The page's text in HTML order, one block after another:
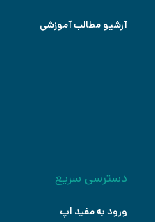
آرشیو مطالب آموزشی
دسترسی سریع
ورود به مفید اپ